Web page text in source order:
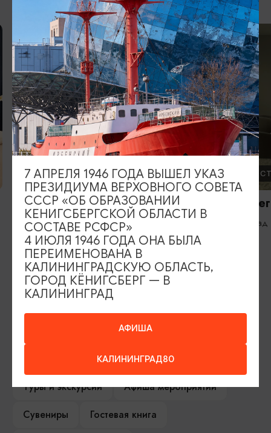
ОТЕЛИ, ГОСТИНИЦЫ
Апартаменты Янтарный
курорт / Yantarny Resort
Apartment
Янтарный
ОТЕЛИ,
Отель
Калининград
ИЩИТЕ ТАКЖЕ НА НАШЕМ САЙТЕ
Серебряное ожерелье
Электронная виза
Туры и экскурсии
Афиша мероприятий
Сувениры
Гостевая книга
АФИША
КАЛИНИНГРАД80
7 АПРЕЛЯ 1946 ГОДА ВЫШЕЛ УКАЗ
ПРЕЗИДИУМА ВЕРХОВНОГО СОВЕТА
СССР «ОБ ОБРАЗОВАНИИ
КЕНИГСБЕРГСКОЙ ОБЛАСТИ В
СОСТАВЕ РСФСР»
4 ИЮЛЯ 1946 ГОДА ОНА БЫЛА
ПЕРЕИМЕНОВАНА В
КАЛИНИНГРАДСКУЮ ОБЛАСТЬ,
ГОРОД КЁНИГСБЕРГ — В
КАЛИНИНГРАД